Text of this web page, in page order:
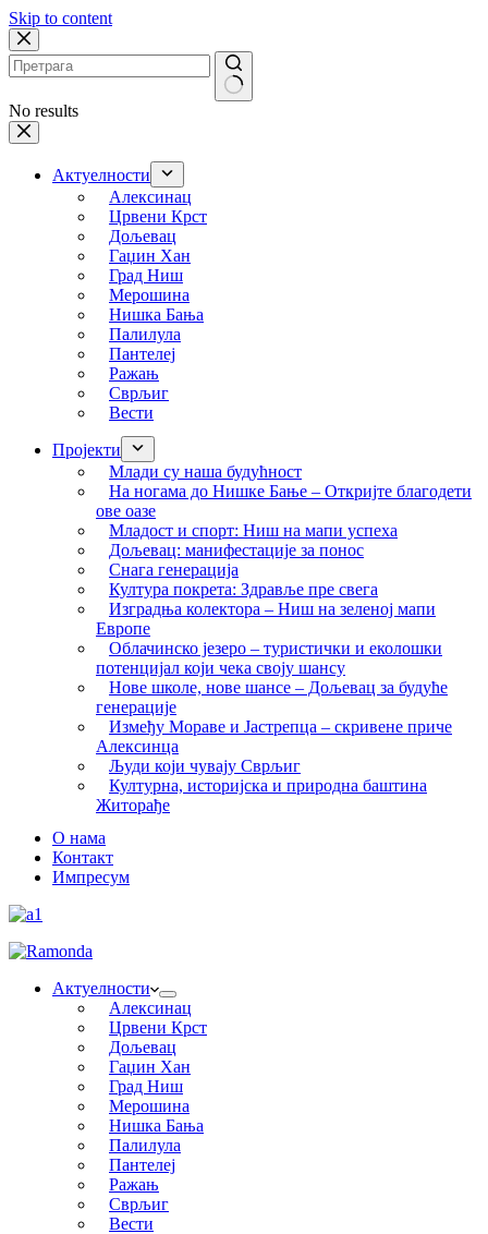
Skip to content
No results
Актуелности
Алексинац
Црвени Крст
Дољевац
Гаџин Хан
Град Ниш
Мерошина
Нишка Бања
Палилула
Пантелеј
Ражањ
Сврљиг
Вести
Пројекти
Млади су наша будућност
На ногама до Нишке Бање – Откријте благодети
ове оазе
Младост и спорт: Ниш на мапи успеха
Дољевац: манифестације за понос
Снага генерација
Култура покрета: Здравље пре свега
Изградња колектора – Ниш на зеленој мапи
Европе
Облачинско језеро – туристички и еколошки
потенцијал који чека своју шансу
Нове школе, нове шансе – Дољевац за будуће
генерације
Између Мораве и Јастрепца – скривене приче
Алексинца
Људи који чувају Сврљиг
Културна, историјска и природна баштина
Житорађе
О нама
Контакт
Импресум
Актуелности
Алексинац
Црвени Крст
Дољевац
Гаџин Хан
Град Ниш
Мерошина
Нишка Бања
Палилула
Пантелеј
Ражањ
Сврљиг
Вести